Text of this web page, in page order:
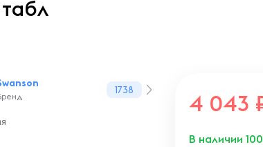
1738 4 043
В наличии 100